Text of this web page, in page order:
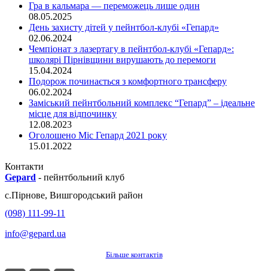
Гра в кальмара — переможець лише один
08.05.2025
День захисту дітей у пейнтбол-клубі «Гепард»
02.06.2024
Чемпіонат з лазертагу в пейнтбол-клубі «Гепард»:
школярі Пірнівщини вирушають до перемоги
15.04.2024
Подорож починається з комфортного трансферу
06.02.2024
Заміський пейнтбольний комплекс “Гепард” – ідеальне
місце для відпочинку
12.08.2023
Оголошено Міс Гепард 2021 року
15.01.2022
Контакти
Gepard - пейнтбольний клуб
с.Пірнове, Вишгородський район
(098) 111-99-11
info@gepard.ua
Більше контактів